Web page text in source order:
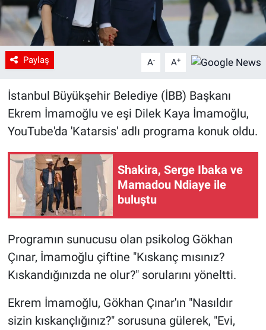
Paylaş A- A+
İstanbul Büyükşehir Belediye (İBB) Başkanı
Ekrem İmamoğlu ve eşi Dilek Kaya İmamoğlu,
YouTube'da 'Katarsis' adlı programa konuk oldu.
Shakira, Serge Ibaka ve
Mamadou Ndiaye ile
buluştu
Programın sunucusu olan psikolog Gökhan
Çınar, İmamoğlu çiftine "Kıskanç mısınız?
Kıskandığınızda ne olur?" sorularını yöneltti.
Ekrem İmamoğlu, Gökhan Çınar'ın "Nasıldır
sizin kıskançlığınız?" sorusuna gülerek, "Evi,